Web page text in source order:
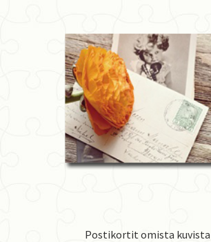
Postikortit omista kuvista